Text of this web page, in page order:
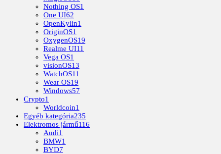
Nothing OS1
One UI62
OpenKylin1
OriginOS1
OxygenOS19
Realme UI11
Vega OS1
visionOS13
WatchOS11
Wear OS19
Windows57
Crypto1
Worldcoin1
Egyéb kategória235
Elektromos jármű116
Audi1
BMW1
BYD7